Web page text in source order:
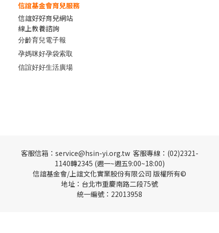
信誼基金會育兒服務
信誼好好育兒網站
線上教養諮詢
分齡育兒電子報
孕媽咪好孕袋索取
信誼好好生活廣場
客服信箱：service@hsin-yi.org.tw 客服專線：(02)2321-
1140轉2345 (週一~週五9:00~18:00)
信誼基金會/上誼文化實業股份有限公司 版權所有©
地址：台北市重慶南路二段75號
統一編號：22013958